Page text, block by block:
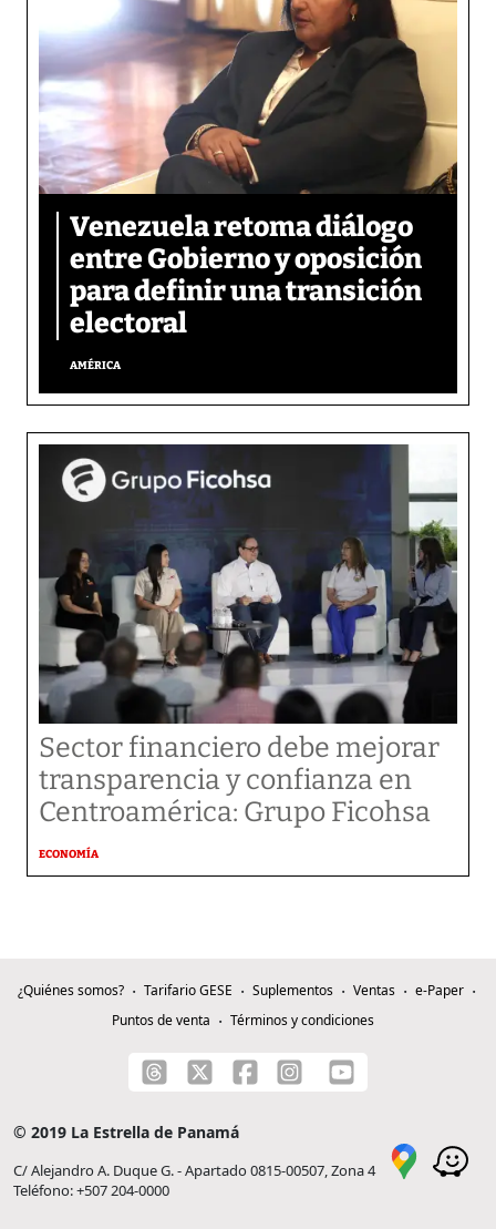
Venezuela retoma diálogo
entre Gobierno y oposición
para definir una transición
electoral
AMÉRICA
Sector financiero debe mejorar
transparencia y confianza en
Centroamérica: Grupo Ficohsa
ECONOMÍA
¿Quiénes somos? Tarifario GESE Suplementos Ventas
e-Paper
Puntos de venta
Términos y condiciones
© 2019 La Estrella de Panamá
C/ Alejandro A. Duque G. - Apartado 0815-00507, Zona 4
Teléfono: +507 204-0000